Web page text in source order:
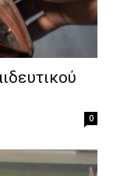
0